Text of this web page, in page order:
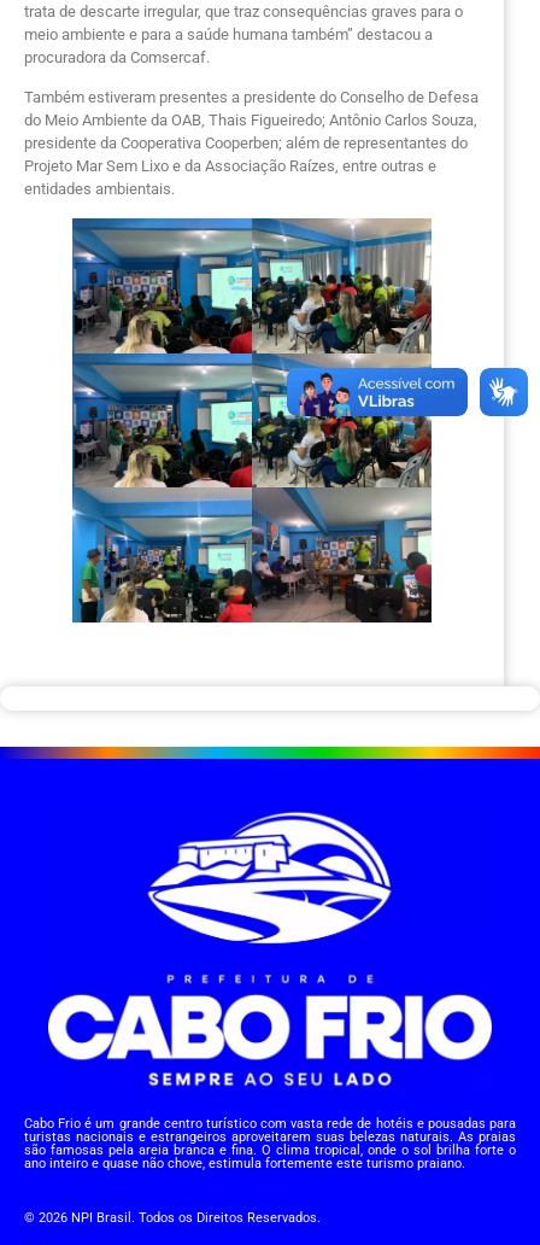
trata de descarte irregular, que traz consequências graves para o
meio ambiente e para a saúde humana também” destacou a
procuradora da Comsercaf.
Também estiveram presentes a presidente do Conselho de Defesa
do Meio Ambiente da OAB, Thais Figueiredo; Antônio Carlos Souza,
presidente da Cooperativa Cooperben; além de representantes do
Projeto Mar Sem Lixo e da Associação Raízes, entre outras e
entidades ambientais.
Cabo Frio é um grande centro turístico com vasta rede de hotéis e pousadas para
turistas nacionais e estrangeiros aproveitarem suas belezas naturais. As praias
são famosas pela areia branca e fina. O clima tropical, onde o sol brilha forte o
ano inteiro e quase não chove, estimula fortemente este turismo praiano.
© 2026 NPI Brasil. Todos os Direitos Reservados.